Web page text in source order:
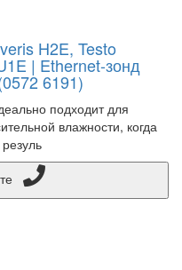
H2E, Testo
| Ethernet-зонд
6191)
подходит для
влажности, когда